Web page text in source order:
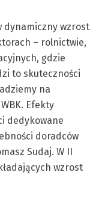
dynamiczny wzrost
– rolnictwie,
gdzie
to skuteczności
na
Efekty
dedykowane
doradców
Sudaj. W II
wzrost